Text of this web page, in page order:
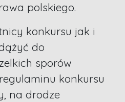
polskiego.
konkursu jak i
do
sporów
konkursu
na drodze